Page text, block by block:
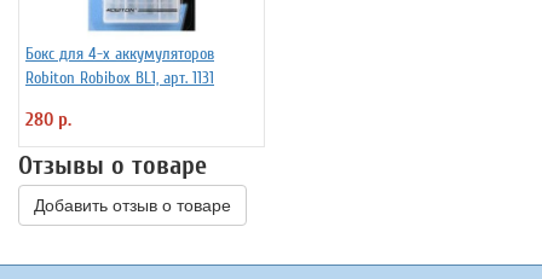
Бокс для 4-х аккумуляторов
Robiton Robibox BL1, арт. 1131
280 р.
Отзывы о товаре
Добавить отзыв о товаре